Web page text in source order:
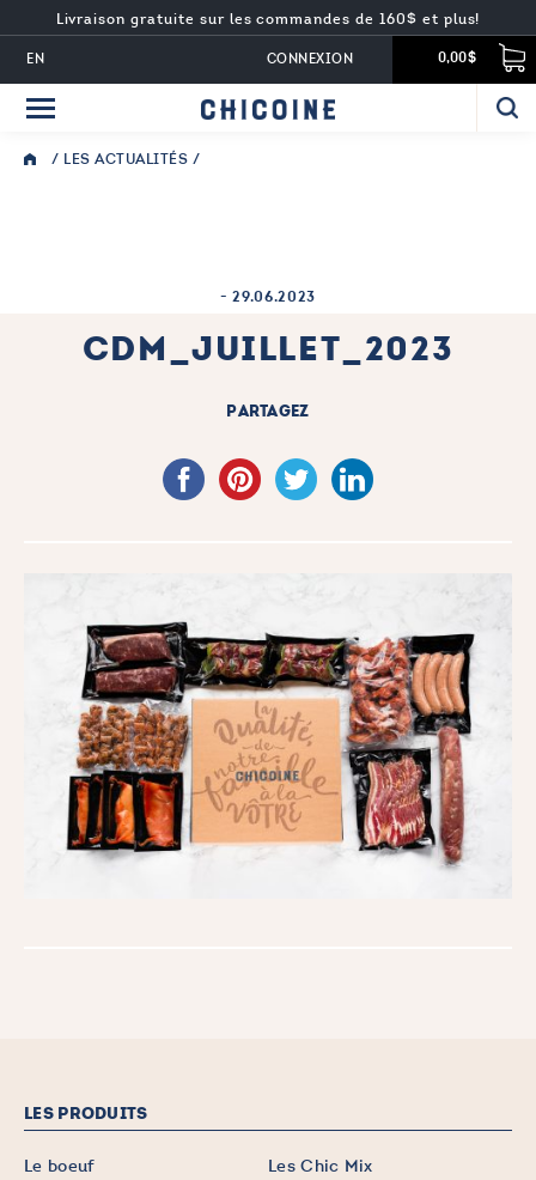
EN
Livraison gratuite sur les commandes de 160$ et plus!
0,00$
CONNEXION
/ LES ACTUALITÉS /
-29.06.2023
CDM_JUILLET_2023
PARTAGEZ
LES PRODUITS
Le boeuf
Les Chic Mix